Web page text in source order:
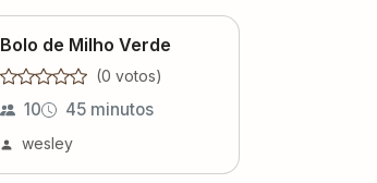
Bolo de Milho Verde
(0 votos)
10 45 minutos
wesley